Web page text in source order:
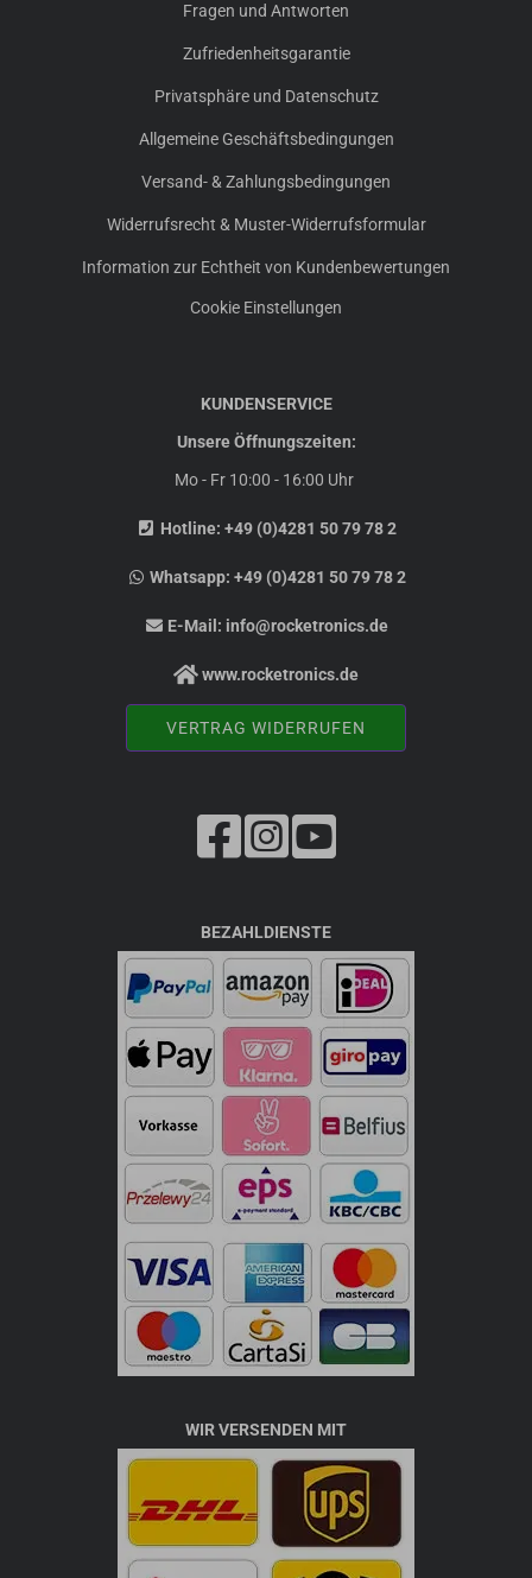
Fragen und Antworten
Zufriedenheitsgarantie
Privatsphäre und Datenschutz
Allgemeine Geschäftsbedingungen
Versand- & Zahlungsbedingungen
Widerrufsrecht & Muster-Widerrufsformular
Information zur Echtheit von Kundenbewertungen
Cookie Einstellungen
KUNDENSERVICE
Unsere Öffnungszeiten:
Mo - Fr 10:00 - 16:00 Uhr
Hotline: +49 (0)4281 50 79 78 2
Whatsapp:+49 (0)4281 50 79 78 2
E-Mail: info@rocketronics.de
www.rocketronics.de
VERTRAG WIDERRUFEN
BEZAHLDIENSTE
WIR VERSENDEN MIT